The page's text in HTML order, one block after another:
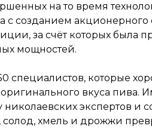
на то время
с созданием акционерного
за счёт которых была
мощностей.
специалистов, которые
вкуса пива.
экспертов и
хмель и дрожжи